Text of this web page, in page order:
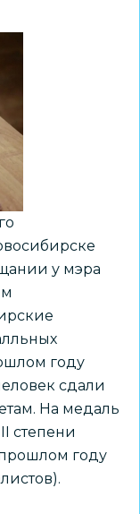
у мэра
году
сдали
На медаль
степени
году